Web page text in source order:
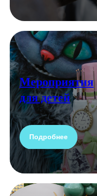
Мероприятия
для детей
Подробнее